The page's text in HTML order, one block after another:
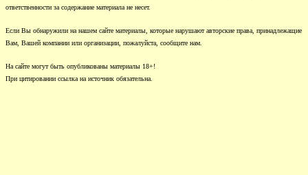
ответственности за содержание материала не несет.
Если Вы обнаружили на нашем сайте материалы, которые нарушают авторские права, принадлежащие
Вам, Вашей компании или организации, пожалуйста, сообщите нам.
На сайте могут быть опубликованы материалы 18+!
При цитировании ссылка на источник обязательна.